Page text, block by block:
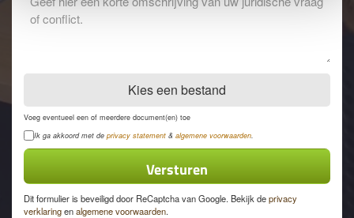
opmerkingen
Kies een bestand
Voeg eventueel een of meerdere document(en) toe
Privacyverklaring
Ik ga akkoord met de privacy statement & algemene voorwaarden
Dit formulier is beveiligd door ReCaptcha van Google. Bekijk deprivacy
verklaringenalgemene voorwaarden.